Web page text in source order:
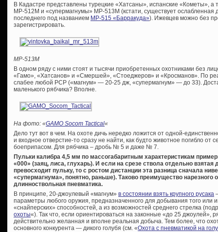
В Кадастре представлены турецкие «Хатсаны», испанские «Кометы»,
МР-512М и «супермагнумы» МР-513М (кстати, существует ослабленная
последнего под названием МР-515 «Барракуда»). Ижевцев можно без
зарегистрировать.
МР-513М
В одном ряду с ними стоят и тысячи приобретенных охотниками без
«Гамо», «Хатсанов» и «Смершей», «Стоеджеров» и «Кросманов». По
слабее любой PCP («магнум» — 20-25 дж, «супермагнум» — до 33).
маленького рябчика? Вполне.
На фото: «GAMO Socom Tactical«
Дело тут вот в чем. На охоте дичь нередко ложится от одной-
и входное отверстие-то сразу не найти, как будто животное погибло от
боеприпасом. Для рябчика – дробь № 5 и даже № 7.
Пульки калибра 4,5 мм по массогабаритным характеристикам
«000» (заяц, лиса, глухарь). И если на срезе ствола отдельно взятая
превосходит пульку, то с ростом дистанции эта разница сначала
«супермагнума», понятно, раньше). Таково преимущество нарезного
длинноствольная пневматика.
В принципе, 20-джоулевый «магнум» в состоянии взять крупного русака
параметры любого оружия, предназначенного для добывания того или
«снайперских» способностей, а из возможностей среднего стрелка
охоты«). Так что, если ориентироваться на законные «до 25 джоулей»,
действительно желанная и вполне реальная добыча. Тем более, что
основного конкурента — дикого голубя (см. «Охота с пневматикой на